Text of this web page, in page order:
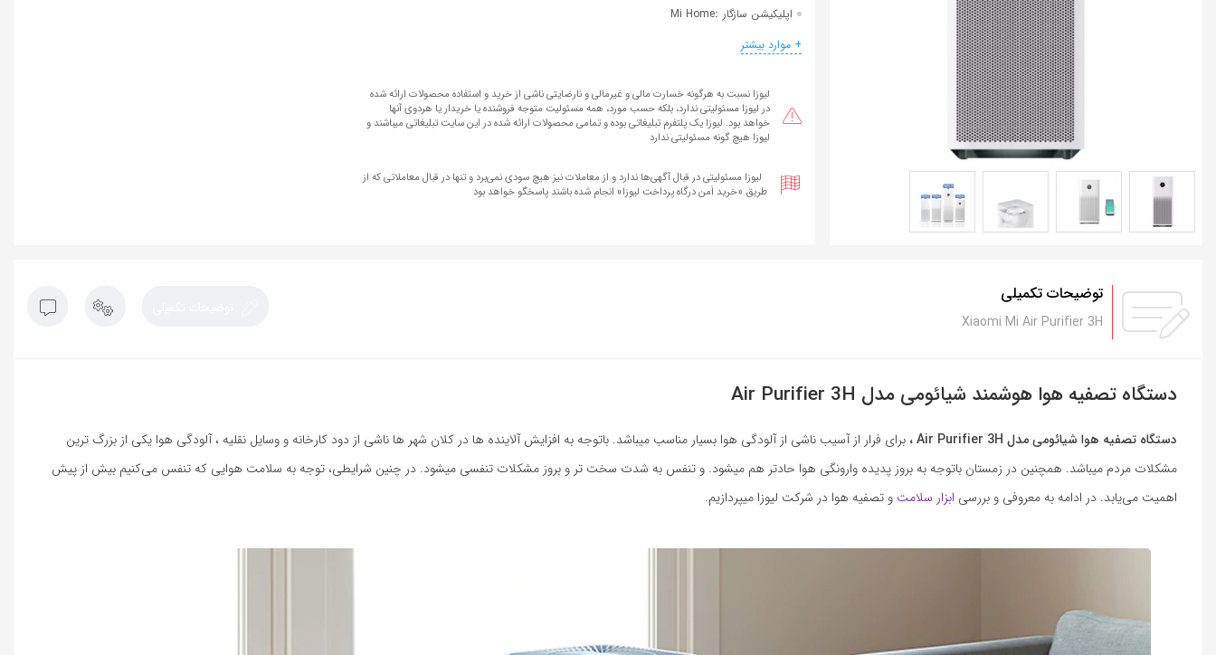
اپلیکیشن سازگار :
Mi Home
+ موارد بیشتر
لیوزا نسبت به هرگونه خسارت مالی و غیرمالی و نارضایتی ناشی از خرید و استفاده محصولات ارائه شده
در لیوزا مسئولیتی ندارد، بلکه حسب مورد، همه مسئولیت متوجه فروشنده یا خریدار یا هردوی آنها
خواهد بود. لیوزا یک پلتفرم تبلیغاتی بوده و تمامی محصولات ارائه شده در این سایت تبلیغاتی میباشند و
لیوزا هیچ گونه مسئولیتی ندارد
لیوزا مسئولیتی در قبال آگهی‌ها ندارد و از معاملات نیز هیچ سودی نمی‌برد و تنها در قبال معاملاتی که از
طریق «خرید اَمن درگاه پرداخت لیوزا» انجام شده‌ باشند پاسخگو خواهد بود
توضیحات تکمیلی
Xiaomi Mi Air Purifier 3H
دستگاه تصفیه هوا هوشمند شیائومی مدل Air Purifier 3H
دستگاه تصفیه هوا شیائومی مدل Air Purifier 3H ،
برای فرار از آسیب ناشی از آلودگی هوا بسیار مناسب میباشد. باتوجه به افزایش آلاینده ها در کلان شهر ها ناشی از دود کارخانه و وسایل نقلیه ، آلودگی هوا یکی از بزرگ ترین
مشکلات مردم میباشد. همچنین در زمستان باتوجه به بروز پدیده وارونگی هوا حادتر هم میشود. و تنفس به شدت سخت تر و بروز مشکلات تنفسی میشود. در چنین شرایطی، توجه به سلامت هوایی که تنفس می‌کنیم بیش از پیش
اهمیت می‌یابد. در ادامه به معروفی و بررسی ابزار سلامت و تصفیه هوا در شرکت لیوزا میپردازیم.